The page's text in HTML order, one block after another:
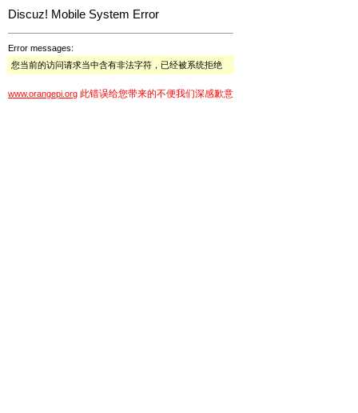
Discuz! Mobile System Error
Error messages:
您当前的访问请求当中含有非法字符，已经被系统拒绝
www.orangepi.org 此错误给您带来的不便我们深感歉意